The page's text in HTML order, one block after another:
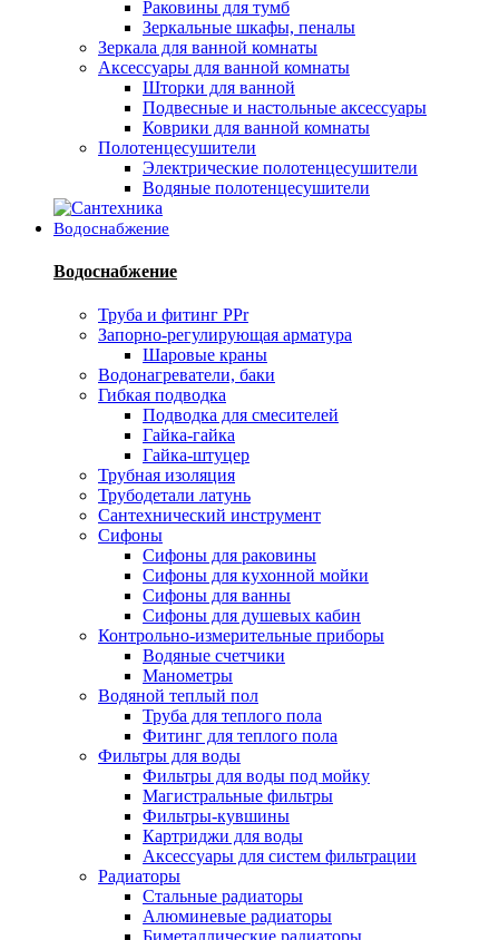
Раковины для тумб
Зеркальные шкафы, пеналы
Зеркала для ванной комнаты
Аксессуары для ванной комнаты
Шторки для ванной
Подвесные и настольные аксессуары
Коврики для ванной комнаты
Полотенцесушители
Электрические полотенцесушители
Водяные полотенцесушители
Водоснабжение
Водоснабжение
Труба и фитинг PPr
Запорно-регулирующая арматура
Шаровые краны
Водонагреватели, баки
Гибкая подводка
Подводка для смесителей
Гайка-гайка
Гайка-штуцер
Трубная изоляция
Трубодетали латунь
Сантехнический инструмент
Сифоны
Сифоны для раковины
Сифоны для кухонной мойки
Сифоны для ванны
Сифоны для душевых кабин
Контрольно-измерительные приборы
Водяные счетчики
Манометры
Водяной теплый пол
Труба для теплого пола
Фитинг для теплого пола
Фильтры для воды
Фильтры для воды под мойку
Магистральные фильтры
Фильтры-кувшины
Картриджи для воды
Аксессуары для систем фильтрации
Радиаторы
Стальные радиаторы
Алюминевые радиаторы